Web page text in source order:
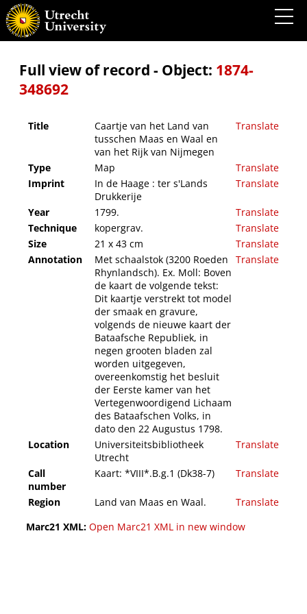
Caartje van het Land van tusschen Maas en Waal en van het Rijk van Nijmegen
Full view of record - Object: 1874-
348692
Title
Caartje van het Land van
tusschen Maas en Waal en
van het Rijk van Nijmegen
Translate
Type Map
Translate
Imprint
In de Haage : ter s'Lands
Drukkerije
Translate
Year 1799.
Translate
Technique
kopergrav.
Translate
Size
21 x 43 cm
Translate
Annotation
Met schaalstok (3200 Roeden
Rhynlandsch). Ex. Moll: Boven
de kaart de volgende tekst:
Dit kaartje verstrekt tot model
der smaak en gravure,
volgends de nieuwe kaart der
Bataafsche Republiek, in
negen grooten bladen zal
worden uitgegeven,
overeenkomstig het besluit
der Eerste kamer van het
Vertegenwoordigend Lichaam
des Bataafschen Volks, in
dato den 22 Augustus 1798.
Translate
Location
Universiteitsbibliotheek
Utrecht
Translate
Call
number
Kaart: *VIII*.B.g.1 (Dk38-7) Translate
Region Land van Maas en Waal.
Translate
Marc21 XML: Open Marc21 XML in new window